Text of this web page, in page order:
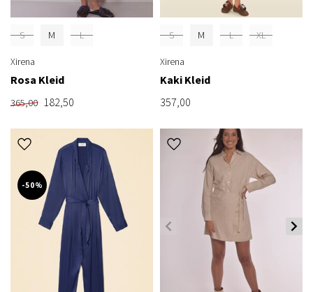
S M L
Xirena
Rosa Kleid
365,00 182,50
S M L XL
Xirena
Kaki Kleid
357,00
-50%